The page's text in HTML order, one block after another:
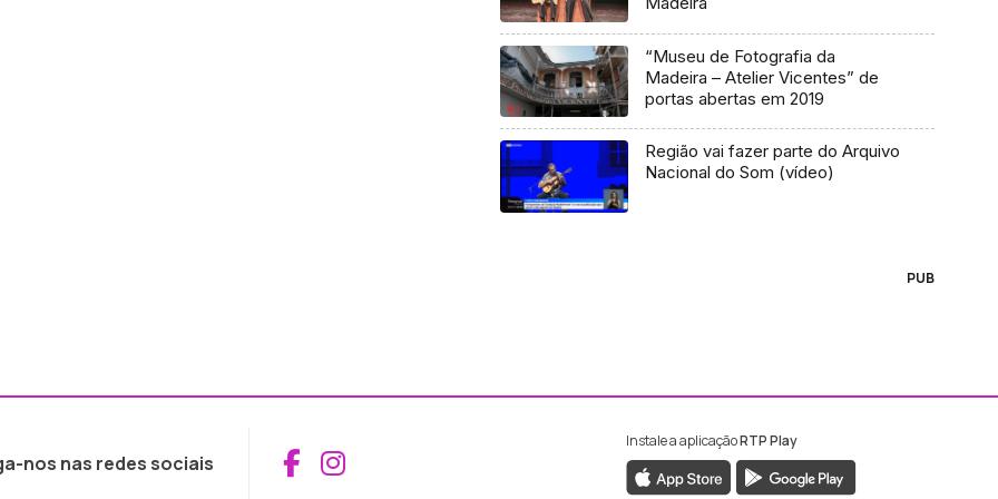
“Museu de Fotografia da
Madeira – Atelier Vicentes” de
portas abertas em 2019
Região vai fazer parte do Arquivo
Nacional do Som (vídeo)
PUB
nos nas redes sociais Aceder ao Facebook da RTP Madeira
Aceder ao Instagram da RTP Madeira
Instale a aplicaçãoRTP Play